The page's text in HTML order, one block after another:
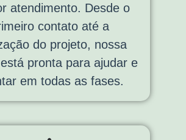
atendimento. Desde o
contato até a
do projeto, nossa
pronta para ajudar e
em todas as fases.